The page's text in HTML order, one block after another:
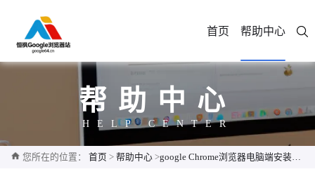
首页 帮助中心
帮助中心
HELP CENTER
您所在的位置： 首页 > 帮助中心 >google Chrome浏览器电脑端安装指南